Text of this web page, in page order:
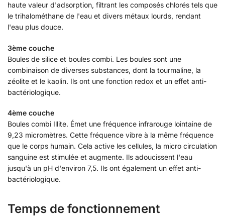
haute valeur d'adsorption, filtrant les composés chlorés tels que
le trihalométhane de l'eau et divers métaux lourds, rendant
l'eau plus douce.
3ème couche
Boules de silice et boules combi. Les boules sont une
combinaison de diverses substances, dont la tourmaline, la
zéolite et le kaolin. Ils ont une fonction redox et un effet anti-
bactériologique.
4ème couche
Boules combi Illite. Émet une fréquence infrarouge lointaine de
9,23 micromètres. Cette fréquence vibre à la même fréquence
que le corps humain. Cela active les cellules, la micro circulation
sanguine est stimulée et augmente. Ils adoucissent l'eau
jusqu'à un pH d'environ 7,5. Ils ont également un effet anti-
bactériologique.
Temps de fonctionnement